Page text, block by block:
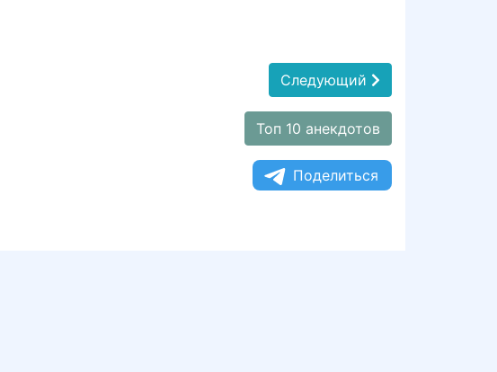
Следующий
Топ 10 анекдотов
Поделиться